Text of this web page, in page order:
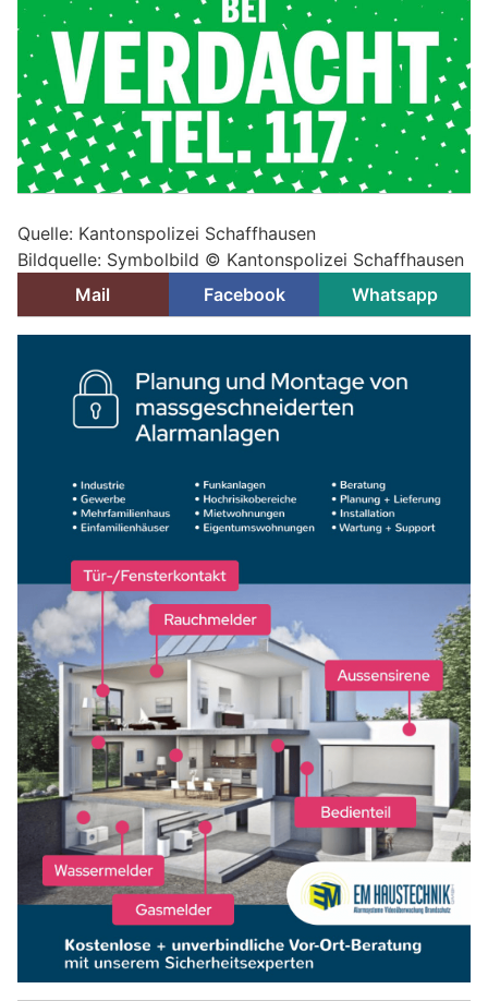
Quelle: Kantonspolizei Schaffhausen
Bildquelle: Symbolbild © Kantonspolizei Schaffhausen
Mail
Facebook Whatsapp